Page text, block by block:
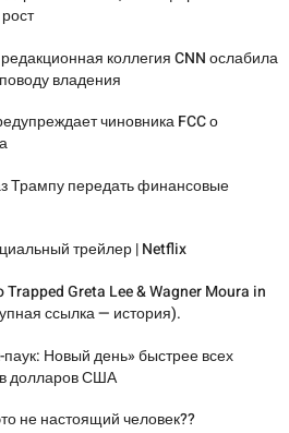
коллегия CNN ослабила
владения
чиновника FCC о
Трампу передать финансовые
трейлер | Netflix
Trapped Greta Lee & Wagner Moura in
ссылка — история).
Новый день» быстрее всех
долларов США
не настоящий человек??